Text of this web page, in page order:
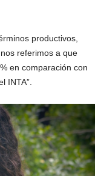
productivos,
referimos a que
en comparación con
INTA”.